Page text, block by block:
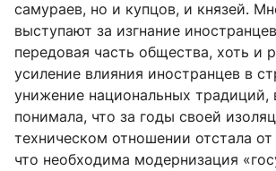
самураев, но и купцов, и князей.
выступают за изгнание
передовая часть общества, хоть и
усиление влияния иностранцев в
унижение национальных традиций,
понимала, что за годы своей
техническом отношении отстала
что необходима модернизация